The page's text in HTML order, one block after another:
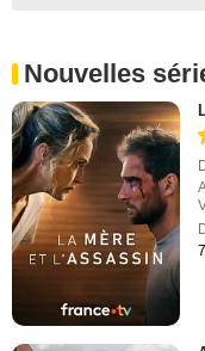
Nouvelles